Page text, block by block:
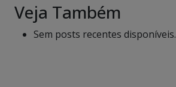
Veja Também
Sem posts recentes disponíveis.